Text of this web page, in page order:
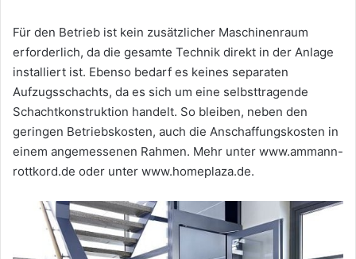
Für den Betrieb ist kein zusätzlicher Maschinenraum
erforderlich, da die gesamte Technik direkt in der Anlage
installiert ist. Ebenso bedarf es keines separaten
Aufzugsschachts, da es sich um eine selbsttragende
Schachtkonstruktion handelt. So bleiben, neben den
geringen Betriebskosten, auch die Anschaffungskosten in
einem angemessenen Rahmen. Mehr unter www.ammann-
rottkord.de oder unter www.homeplaza.de.